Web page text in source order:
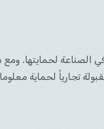
لحمايتها. ومع